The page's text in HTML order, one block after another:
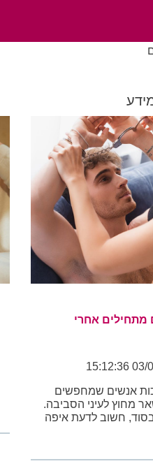
מתחילים אחרי
אנשים שמחפשים
מחוץ לעיני הסביבה.
חשוב לדעת איפה